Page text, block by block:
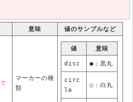
意味 値のサンプルなど
マーカーの種
類
値 意味
disc ●：黒丸
circ
le
○：白丸